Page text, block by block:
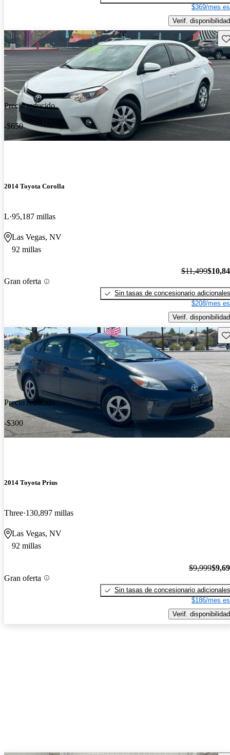
$369/mes
Verif. disponibilidad
Precio reducido
-$650
2014 Toyota Corolla
L 95,187 millas
Las Vegas, NV
92 millas
Gran oferta
$11,499
Sin tasas de concesionario adicionales
$208/mes
Verif. disponibilidad
Precio reducido
-$300
2014 Toyota Prius
Three 130,897 millas
Las Vegas, NV
92 millas
Gran oferta
$9,999
Sin tasas de concesionario adicionales
$186/mes
Verif. disponibilidad